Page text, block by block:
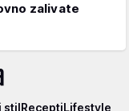
zalivate
stilReceptiLifestyle